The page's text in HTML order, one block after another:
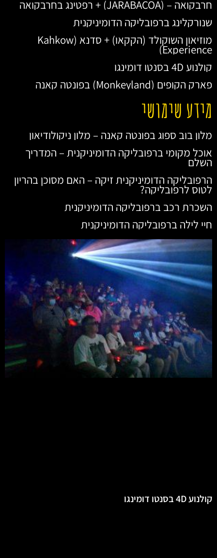
חרבקואה – (JARABACOA) + רפטינג בחרבקואה
שנורקלינג ברפובליקה הדומיניקנית
מוזיאון השוקולד (הקקאו) + סדנא (Kahkow
Experience)
קולנוע 4D בסנטו דומינגו
פארק הקופים (Monkeyland) בפונטה קאנה
מידע שימושי
מלון בוב ספוג בפונטה קאנה – מלון ניקולודיאון
אוכל מקומי ברפובליקה הדומיניקנית – המדריך
השלם
הרפובליקה הדומיניקנית זיקה – האם מסוכן בהריון
לטוס לרפובליקה?
השכרת רכב ברפובליקה הדומיניקנית
חיי לילה ברפובליקה הדומיניקנית
קולנוע 4D בסנטו דומינגו